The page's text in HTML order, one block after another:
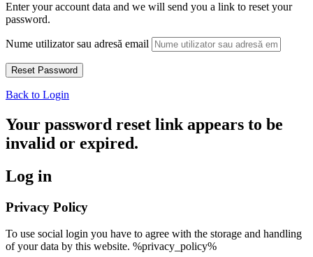
Enter your account data and we will send you a link to reset your
password.
Nume utilizator sau adresă email
Back to Login
Your password reset link appears to be
invalid or expired.
Log in
Privacy Policy
To use social login you have to agree with the storage and handling
of your data by this website. %privacy_policy%